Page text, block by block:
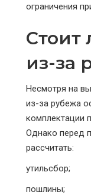
ограничения
Стоит
из-за
Несмотря на
из-за рубежа
комплектации
Однако перед
рассчитать:
утильсбор;
пошлины;